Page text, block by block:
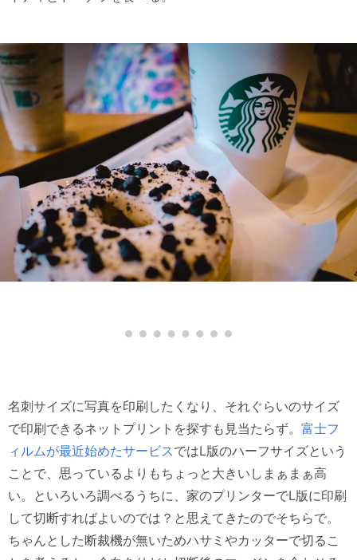
名刺サイズに写真を印刷したくなり、それぐらいのサイズ
で印刷できるネットプリントを探すも見当たらず。 富士フ
ィルムが最近始めたサービスではL版のハーフサイズという
ことで、思っているよりもちょっと大きいしまぁまぁ高
い。といろいろ調べるうちに、家のプリンターでL版に印刷
して切断すればよいのでは？と思えてきたのでそちらで。
ちゃんとした断裁機が無いためハサミやカッターで切るこ